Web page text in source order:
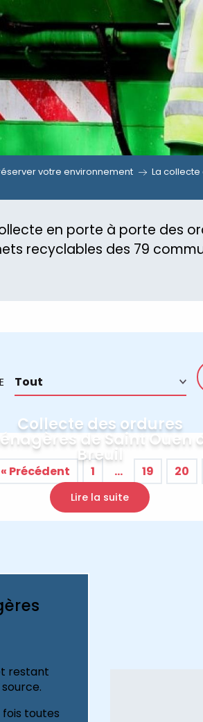
votre environnement La
en porte à porte des
recyclables des 79
Collecte des ordures
de Saint Ouen
Breuil
Lire la suite
« Précédent 1 … 19 20
restant
toutes